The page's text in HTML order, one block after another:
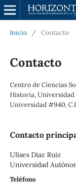
Inicio / Contacto
Contacto
Centro de Ciencias
Historia, Universidad
Universidad #940,
Contacto
Ulises Díaz Ruiz
Universidad
Teléfono